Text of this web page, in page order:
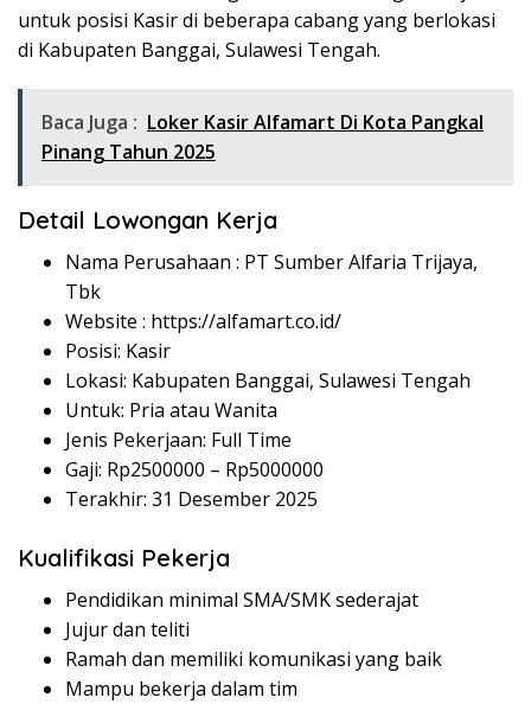
untuk posisi Kasir di beberapa cabang yang berlokasi
di Kabupaten Banggai, Sulawesi Tengah.
Baca Juga : Loker Kasir Alfamart Di Kota Pangkal
Pinang Tahun 2025
Detail Lowongan Kerja
Nama Perusahaan : PT Sumber Alfaria Trijaya,
Tbk
Website : https://alfamart.co.id/
Posisi: Kasir
Lokasi: Kabupaten Banggai, Sulawesi Tengah
Untuk: Pria atau Wanita
Jenis Pekerjaan: Full Time
Gaji: Rp2500000 – Rp5000000
Terakhir: 31 Desember 2025
Kualifikasi Pekerja
Pendidikan minimal SMA/SMK sederajat
Jujur dan teliti
Ramah dan memiliki komunikasi yang baik
Mampu bekerja dalam tim